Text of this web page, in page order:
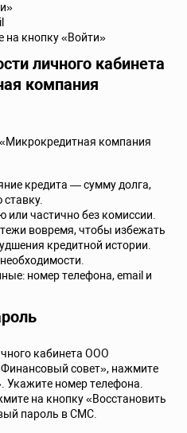
на кнопку «Войти»
личного кабинета
компания
компания
кредита — сумму долга,
или частично без комиссии.
вовремя, чтобы избежать
кредитной истории.
номер телефона, email и
кабинета ООО
совет», нажмите
Укажите номер телефона.
на кнопку «Восстановить
пароль в СМС.